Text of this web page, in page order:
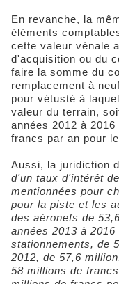
En revanche, la
éléments
cette valeur vénale
d'acquisition ou du
faire la somme du
remplacement à
pour vétusté à
valeur du terrain,
années 2012 à
francs par an pour
Aussi, la juridiction
d'un taux d'intérêt
mentionnées pour
pour la piste et les
des aéronefs de
années 2013 à
stationnements, de
2012, de 57,6
58 millions de